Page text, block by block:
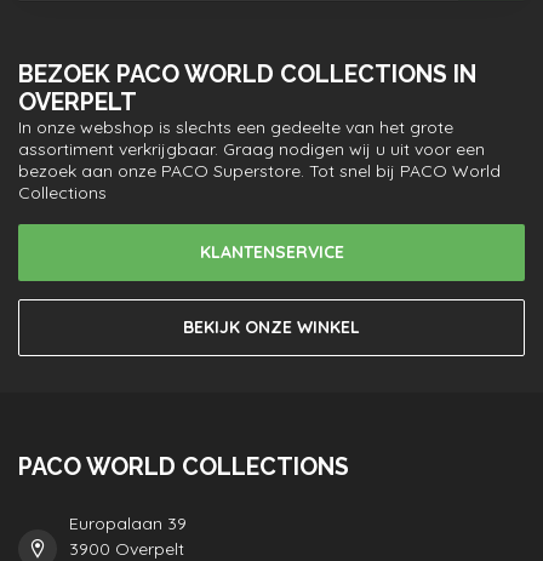
BEZOEK PACO WORLD COLLECTIONS IN
OVERPELT
In onze webshop is slechts een gedeelte van het grote
assortiment verkrijgbaar. Graag nodigen wij u uit voor een
bezoek aan onze PACO Superstore. Tot snel bij PACO World
Collections
KLANTENSERVICE
BEKIJK ONZE WINKEL
PACO WORLD COLLECTIONS
Europalaan 39
3900 Overpelt